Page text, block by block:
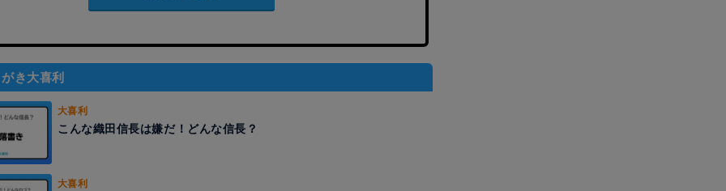
き大喜利
大喜利
こんな織田信長は嫌だ！どんな信長？
大喜利